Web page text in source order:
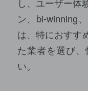
ン、bi-winning
は、特におすす
た業者を選び
い。